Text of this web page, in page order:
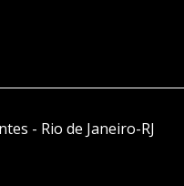
- Rio de Janeiro-RJ